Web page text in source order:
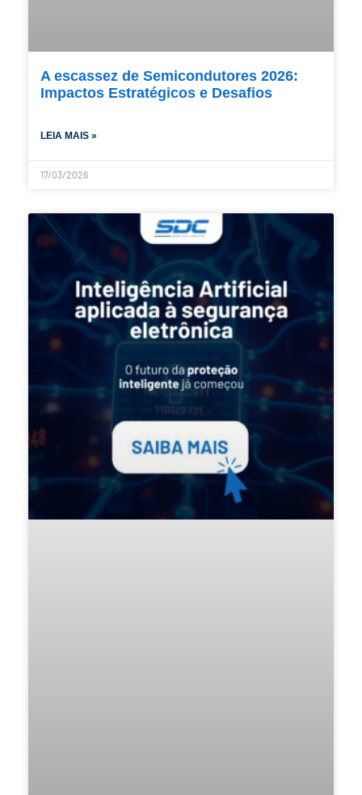
A escassez de Semicondutores 2026:
Impactos Estratégicos e Desafios
LEIA MAIS »
17/03/2026